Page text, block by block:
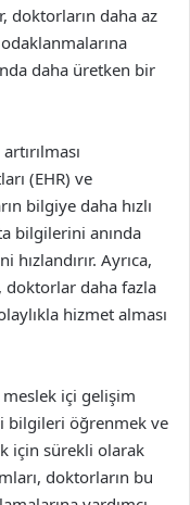
doktorların daha az
daha üretken bir
(EHR) ve
bilgiye daha hızlı
bilgilerini anında
Ayrıca,
doktorlar daha fazla
hizmet alması
içi gelişim
bilgileri öğrenmek ve
için sürekli olarak
doktorların bu